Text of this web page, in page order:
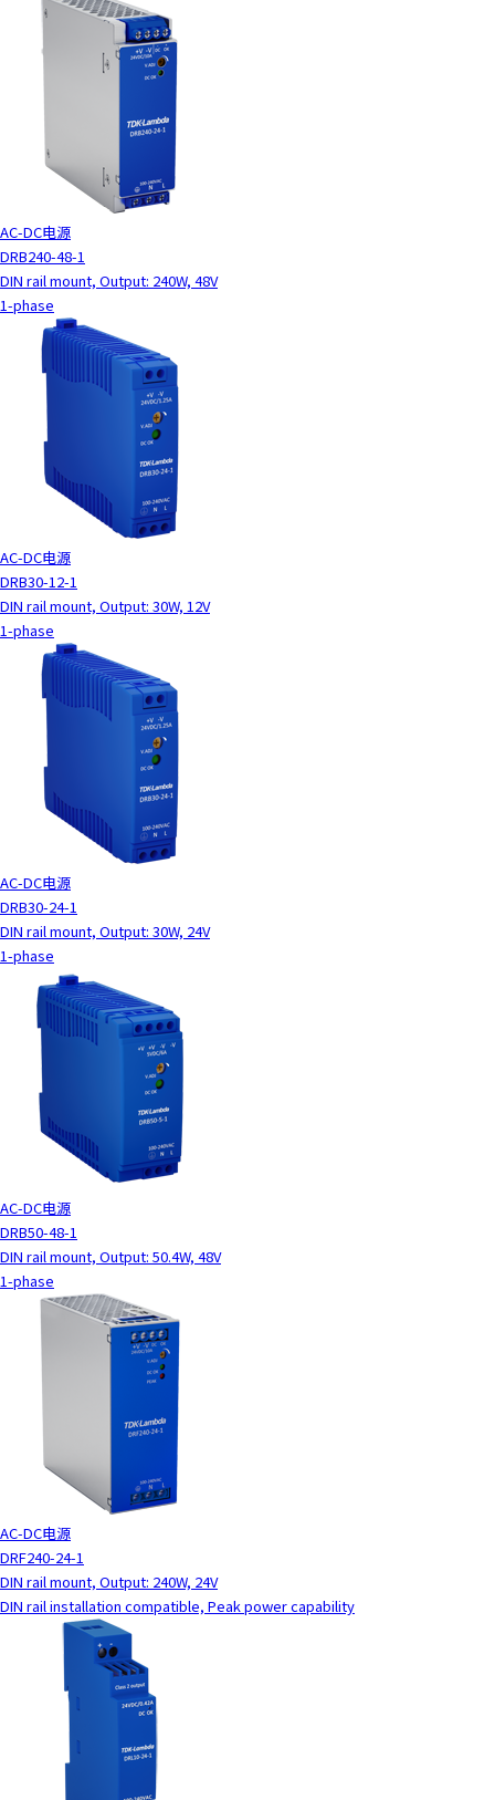
AC-DC电源
DRB240-48-1
DIN rail mount, Output: 240W, 48V
1-phase
AC-DC电源
DRB30-12-1
DIN rail mount, Output: 30W, 12V
1-phase
AC-DC电源
DRB30-24-1
DIN rail mount, Output: 30W, 24V
1-phase
AC-DC电源
DRB50-48-1
DIN rail mount, Output: 50.4W, 48V
1-phase
AC-DC电源
DRF240-24-1
DIN rail mount, Output: 240W, 24V
DIN rail installation compatible, Peak power capability